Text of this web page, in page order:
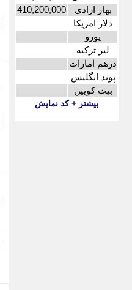
بهار ازادی
410,200,000
دلار امریکا
یورو
لیر ترکیه
درهم امارات
پوند انگلیس
بیت کویین
بیشتر + کد نمایش